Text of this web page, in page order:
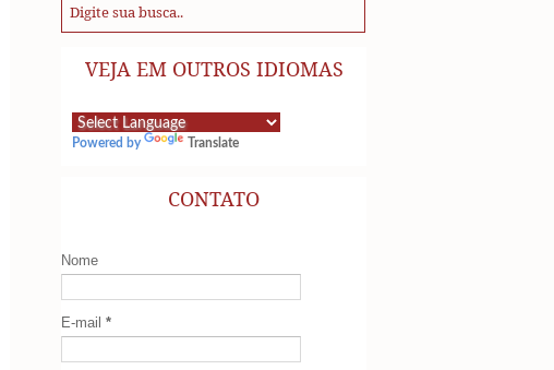
VEJA EM OUTROS IDIOMAS
Powered by Translate
CONTATO
Nome
E-mail *